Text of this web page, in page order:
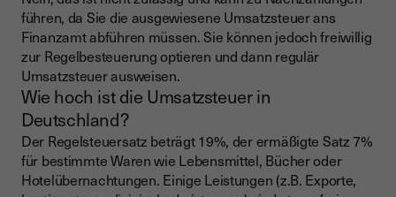
führen, da Sie die ausgewiesene Umsatzsteuer ans
Finanzamt abführen müssen. Sie können jedoch freiwillig
zur Regelbesteuerung optieren und dann regulär
Umsatzsteuer ausweisen.
Wie hoch ist die Umsatzsteuer in
Deutschland?
Der Regelsteuersatz beträgt 19%, der ermäßigte Satz 7%
für bestimmte Waren wie Lebensmittel, Bücher oder
Hotelübernachtungen. Einige Leistungen (z.B. Exporte,